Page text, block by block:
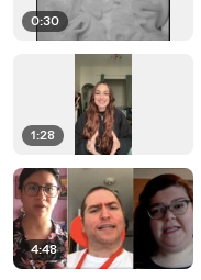
0:30
1:28
4:48